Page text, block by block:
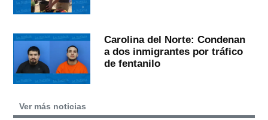
Carolina del Norte: Condenan
a dos inmigrantes por tráfico
de fentanilo
Ver más noticias